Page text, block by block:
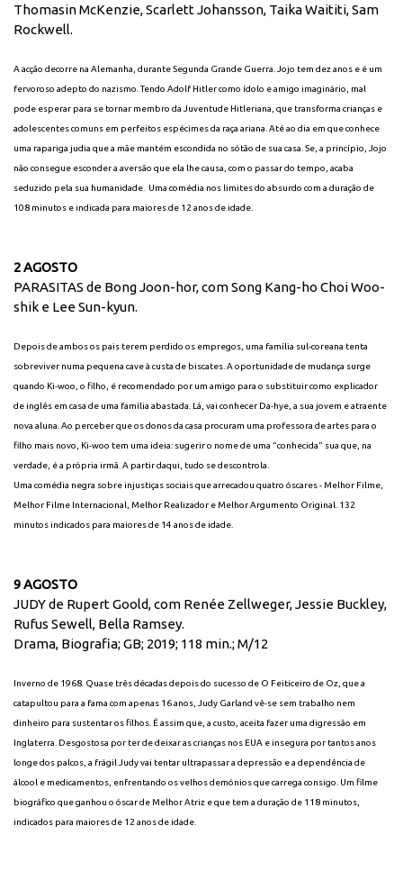
Thomasin McKenzie, Scarlett Johansson, Taika Waititi, Sam
Rockwell.
A acção decorre na Alemanha, durante Segunda Grande Guerra. Jojo tem dez anos e é um
fervoroso adepto do nazismo. Tendo Adolf Hitler como ídolo e amigo imaginário, mal
pode esperar para se tornar membro da Juventude Hitleriana, que transforma crianças e
adolescentes comuns em perfeitos espécimes da raça ariana. Até ao dia em que conhece
uma rapariga judia que a mãe mantém escondida no sótão de sua casa. Se, a princípio, Jojo
não consegue esconder a aversão que ela lhe causa, com o passar do tempo, acaba
seduzido pela sua humanidade. Uma comédia nos limites do absurdo com a duração de
108 minutos e indicada para maiores de 12 anos de idade.
2 AGOSTO
PARASITAS de Bong Joon-hor, com Song Kang-ho Choi Woo-
shik e Lee Sun-kyun.
Depois de ambos os pais terem perdido os empregos, uma família sul-coreana tenta
sobreviver numa pequena cave à custa de biscates. A oportunidade de mudança surge
quando Ki-woo, o filho, é recomendado por um amigo para o substituir como explicador
de inglês em casa de uma família abastada. Lá, vai conhecer Da-hye, a sua jovem e atraente
nova aluna. Ao perceber que os donos da casa procuram uma professora de artes para o
filho mais novo, Ki-woo tem uma ideia: sugerir o nome de uma "conhecida" sua que, na
verdade, é a própria irmã. A partir daqui, tudo se descontrola.
Uma comédia negra sobre injustiças sociais que arrecadou quatro óscares - Melhor Filme,
Melhor Filme Internacional, Melhor Realizador e Melhor Argumento Original. 132
minutos indicados para maiores de 14 anos de idade.
9 AGOSTO
JUDY de Rupert Goold, com Renée Zellweger, Jessie Buckley,
Rufus Sewell, Bella Ramsey.
Drama, Biografia; GB; 2019; 118 min.; M/12
Inverno de 1968. Quase três décadas depois do sucesso de O Feiticeiro de Oz, que a
catapultou para a fama com apenas 16 anos, Judy Garland vê-se sem trabalho nem
dinheiro para sustentar os filhos. É assim que, a custo, aceita fazer uma digressão em
Inglaterra. Desgostosa por ter de deixar as crianças nos EUA e insegura por tantos anos
longe dos palcos, a frágil Judy vai tentar ultrapassar a depressão e a dependência de
álcool e medicamentos, enfrentando os velhos demónios que carrega consigo. Um filme
biográfico que ganhou o óscar de Melhor Atriz e que tem a duração de 118 minutos,
indicados para maiores de 12 anos de idade.